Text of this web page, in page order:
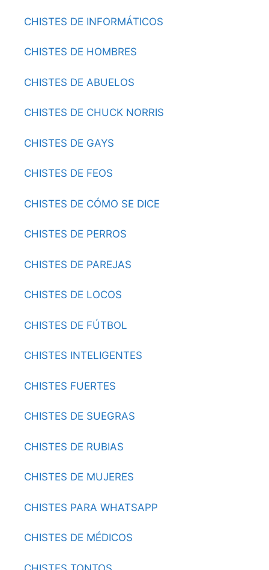
CHISTES DE INFORMÁTICOS
CHISTES DE HOMBRES
CHISTES DE ABUELOS
CHISTES DE CHUCK NORRIS
CHISTES DE GAYS
CHISTES DE FEOS
CHISTES DE CÓMO SE DICE
CHISTES DE PERROS
CHISTES DE PAREJAS
CHISTES DE LOCOS
CHISTES DE FÚTBOL
CHISTES INTELIGENTES
CHISTES FUERTES
CHISTES DE SUEGRAS
CHISTES DE RUBIAS
CHISTES DE MUJERES
CHISTES PARA WHATSAPP
CHISTES DE MÉDICOS